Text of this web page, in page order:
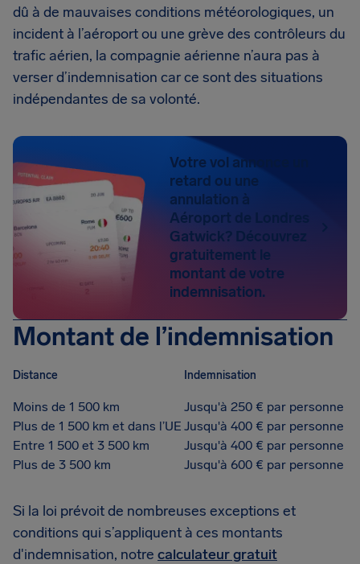
dû à de mauvaises conditions météorologiques, un
incident à l’aéroport ou une grève des contrôleurs du
trafic aérien, la compagnie aérienne n’aura pas à
verser d’indemnisation car ce sont des situations
indépendantes de sa volonté.
Votre vol annonce un
retard ou une
annulation à
Aéroport de Londres
Gatwick? Découvrez
gratuitement le
montant de votre
indemnisation.
Montant de l’indemnisation
Distance Indemnisation
Moins de 1 500 km
Jusqu'à 250 € par personne
Plus de 1 500 km et dans l’UE Jusqu'à 400 € par personne
Entre 1 500 et 3 500 km
Jusqu'à 400 € par personne
Plus de 3 500 km
Jusqu'à 600 € par personne
Si la loi prévoit de nombreuses exceptions et
conditions qui s’appliquent à ces montants
d'indemnisation, notre calculateur gratuit